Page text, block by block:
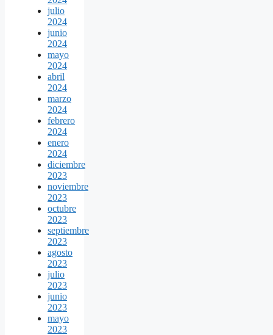
julio
2024
junio
2024
mayo
2024
abril
2024
marzo
2024
febrero
2024
enero
2024
diciembre
2023
noviembre
2023
octubre
2023
septiembre
2023
agosto
2023
julio
2023
junio
2023
mayo
2023